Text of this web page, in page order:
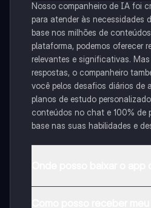
Nosso companheiro de IA foi
para atender às necessidades
base nos milhões de
plataforma, podemos oferecer
relevantes e significativas.
respostas, o companheiro
você pelos desafios diários de
planos de estudo
conteúdos no chat e 100% de
base nas suas habilidades e